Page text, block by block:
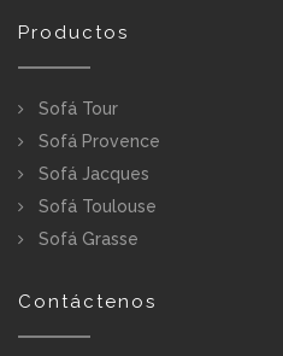
Productos
Sofá Tour
Sofá Provence
Sofá Jacques
Sofá Toulouse
Sofá Grasse
Contáctenos